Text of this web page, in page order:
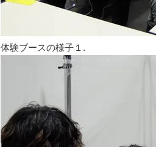
体験ブースの様子１.